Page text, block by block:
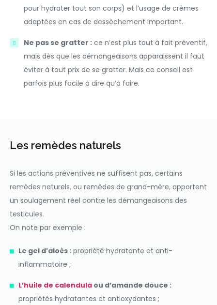
pour hydrater tout son corps) et l’usage de crèmes
adaptées en cas de dessèchement important.
Ne pas se gratter :ce n’est plus tout à fait préventif,
mais dès que les démangeaisons apparaissent il faut
éviter à tout prix de se gratter. Mais ce conseil est
parfois plus facile à dire qu’à faire.
Les remèdes naturels
Si les actions préventives ne suffisent pas, certains
remèdes naturels, ou remèdes de grand-mère, apportent
un soulagement réel contre les démangeaisons des
testicules.
On note par exemple :
Le gel d’aloès :propriété hydratante et anti-
inflammatoire ;
L’huile de calendulaou d’amande douce :
propriétés hydratantes et antioxydantes ;